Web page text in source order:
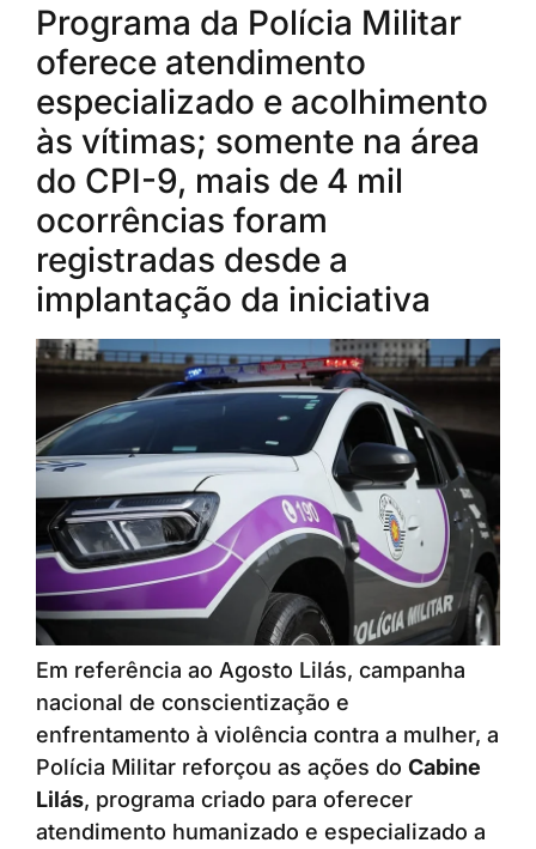
Programa da Polícia Militar
oferece atendimento
especializado e acolhimento
às vítimas; somente na área
do CPI-9, mais de 4 mil
ocorrências foram
registradas desde a
implantação da iniciativa
Em referência ao Agosto Lilás, campanha
nacional de conscientização e
enfrentamento à violência contra a mulher, a
Polícia Militar reforçou as ações do Cabine
Lilás, programa criado para oferecer
atendimento humanizado e especializado a